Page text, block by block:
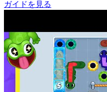
ガイドを見る